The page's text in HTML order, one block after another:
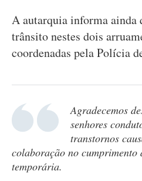
A autarquia informa ainda
trânsito nestes dois
coordenadas pela Polícia
Agradecemos
senhores
transtornos
colaboração no
temporária.